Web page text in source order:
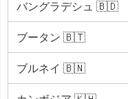
バングラデシュ 🇧🇩
ブータン 🇧🇹
ブルネイ 🇧🇳